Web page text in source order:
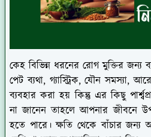
কেহ বিভিন্ন ধরনের রোগ মুক্তির জন্য
পেট ব্যথা, গ্যাস্ট্রিক, যৌন সমস্যা,
ব্যবহার করা হয় কিন্তু এর কিছু
না জানেন তাহলে আপনার জীবনে
হতে পারে। ক্ষতি থেকে বাঁচার জন্য